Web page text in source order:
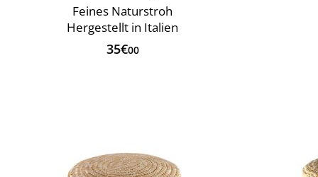
Feines Naturstroh
Hergestellt in Italien
35€00